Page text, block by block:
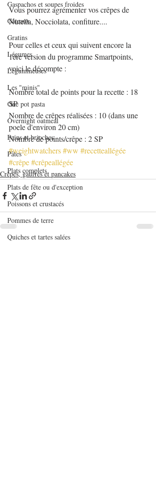
Gaspachos et soupes froides
Gâteaux
Gratins
Légumes
Légumineuses
Les "minis"
One pot pasta
Overnight oatmeal
Pains et brioches
Pâtes
Plats complets
Plats de fête ou d'exception
Poissons et crustacés
Pommes de terre
Quiches et tartes salées
Vous pourrez agrémenter vos crêpes de
Nutella, Nocciolata, confiture....
Pour celles et ceux qui suivent encore la
1ère version du programme Smartpoints,
voici le décompte :
Nombre total de points pour la recette : 18
SP
Nombre de crêpes réalisées : 10 (dans une
poele d'environ 20 cm)
Nombre de points/crêpe : 2 SP
#weightwatchers#ww #recetteallégée
#crêpe#crêpeallégée
Crêpes, gaufres et pancakes